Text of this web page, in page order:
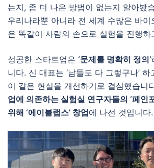
는지, 좀 더 나은 방법이 없는지 알아봤
우리나라뿐 아니라 전 세계 수많은 바이
은 똑같이 사람의 손으로 실험을 진행하
성공한 스타트업은 ‘문제를 명확히 정의’
니다. 신 대표는 ‘남들도 다 그렇구나’
이 같은 현실을 개선하기로 결심했습니
업에 의존하는 실험실 연구자들의 ‘페인
위해 ‘에이블랩스’ 창업에 나선 것입니다.